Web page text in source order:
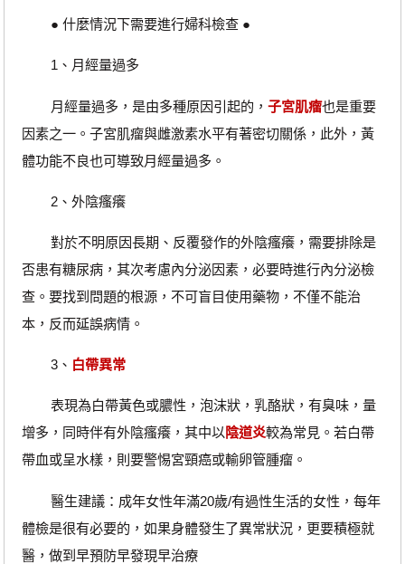
● 什麼情況下需要進行婦科檢查 ●
1、月經量過多
月經量過多，是由多種原因引起的， 子宮肌瘤也是重要
因素之一。子宮肌瘤與雌激素水平有著密切關係，此外，黃
體功能不良也可導致月經量過多。
2、外陰瘙癢
對於不明原因長期、反覆發作的外陰瘙癢，需要排除是
否患有糖尿病，其次考慮內分泌因素，必要時進行內分泌檢
查。要找到問題的根源，不可盲目使用藥物，不僅不能治
本，反而延誤病情。
3、 白帶異常
表現為白帶黃色或膿性，泡沫狀，乳酪狀，有臭味，量
增多，同時伴有外陰瘙癢，其中以陰道炎較為常見。若白帶
帶血或呈水樣，則要警惕宮頸癌或輸卵管腫瘤。
醫生建議：成年女性年滿20歲/有過性生活的女性，每年
體檢是很有必要的，如果身體發生了異常狀況，更要積極就
醫，做到早預防早發現早治療